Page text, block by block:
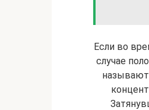
Если во
случае
называют